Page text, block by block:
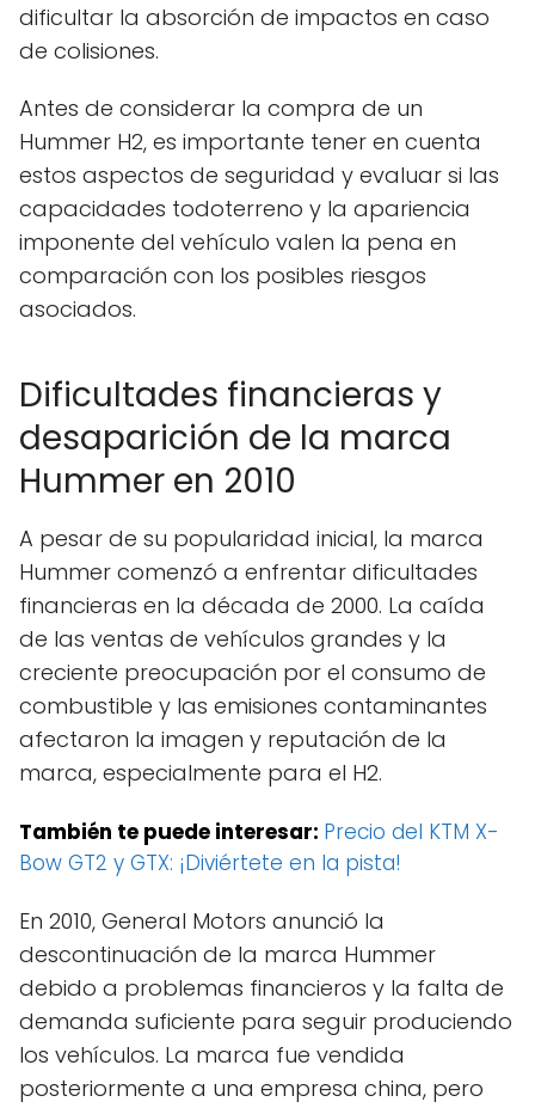
dificultar la absorción de impactos en caso
de colisiones.
Antes de considerar la compra de un
Hummer H2, es importante tener en cuenta
estos aspectos de seguridad y evaluar si las
capacidades todoterreno y la apariencia
imponente del vehículo valen la pena en
comparación con los posibles riesgos
asociados.
Dificultades financieras y
desaparición de la marca
Hummer en 2010
A pesar de su popularidad inicial, la marca
Hummer comenzó a enfrentar dificultades
financieras en la década de 2000. La caída
de las ventas de vehículos grandes y la
creciente preocupación por el consumo de
combustible y las emisiones contaminantes
afectaron la imagen y reputación de la
marca, especialmente para el H2.
También te puede interesar: Precio del KTM X-
Bow GT2 y GTX: ¡Diviértete en la pista!
En 2010, General Motors anunció la
descontinuación de la marca Hummer
debido a problemas financieros y la falta de
demanda suficiente para seguir produciendo
los vehículos. La marca fue vendida
posteriormente a una empresa china, pero